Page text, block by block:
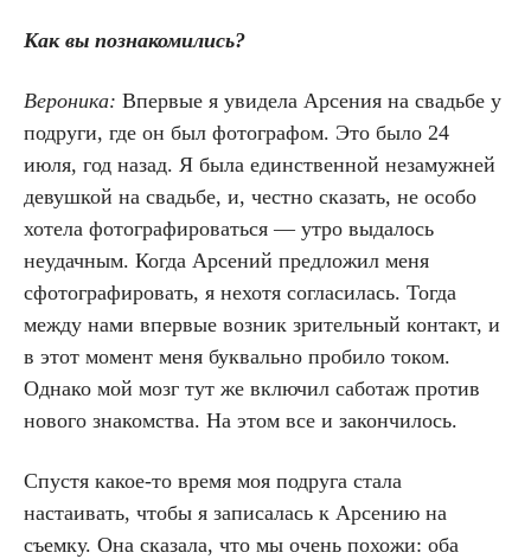
Как вы познакомились?
Вероника: Впервые я увидела Арсения на свадьбе у
подруги, где он был фотографом. Это было 24
июля, год назад. Я была единственной незамужней
девушкой на свадьбе, и, честно сказать, не особо
хотела фотографироваться — утро выдалось
неудачным. Когда Арсений предложил меня
сфотографировать, я нехотя согласилась. Тогда
между нами впервые возник зрительный контакт, и
в этот момент меня буквально пробило током.
Однако мой мозг тут же включил саботаж против
нового знакомства. На этом все и закончилось.
Спустя какое-то время моя подруга стала
настаивать, чтобы я записалась к Арсению на
съемку. Она сказала, что мы очень похожи: оба